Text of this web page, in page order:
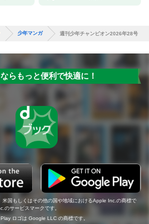
少年マンガ 週刊少年チャンピオン2026年28号
らもっと便利で快適に！
国もしくはその他の国や地域におけるApple Inc.の商標で
サービスマークです。
ロゴは Google LLC の商標です。